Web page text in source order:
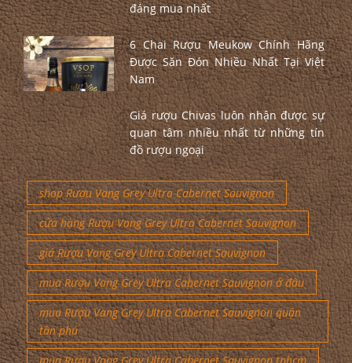
đáng mua nhất
6 Chai Rượu Meukow Chính Hãng
Được Săn Đón Nhiều Nhất Tại Việt
Nam
Giá rượu Chivas luôn nhận được sự
quan tâm nhiều nhất từ những tín
đồ rượu ngoại
shop Rượu Vang Grey Ultra Cabernet Sauvignon
cửa hàng Rượu Vang Grey Ultra Cabernet Sauvignon
giá Rượu Vang Grey Ultra Cabernet Sauvignon
mua Rượu Vang Grey Ultra Cabernet Sauvignon ở đâu
mua Rượu Vang Grey Ultra Cabernet Sauvignon quận
tân phú